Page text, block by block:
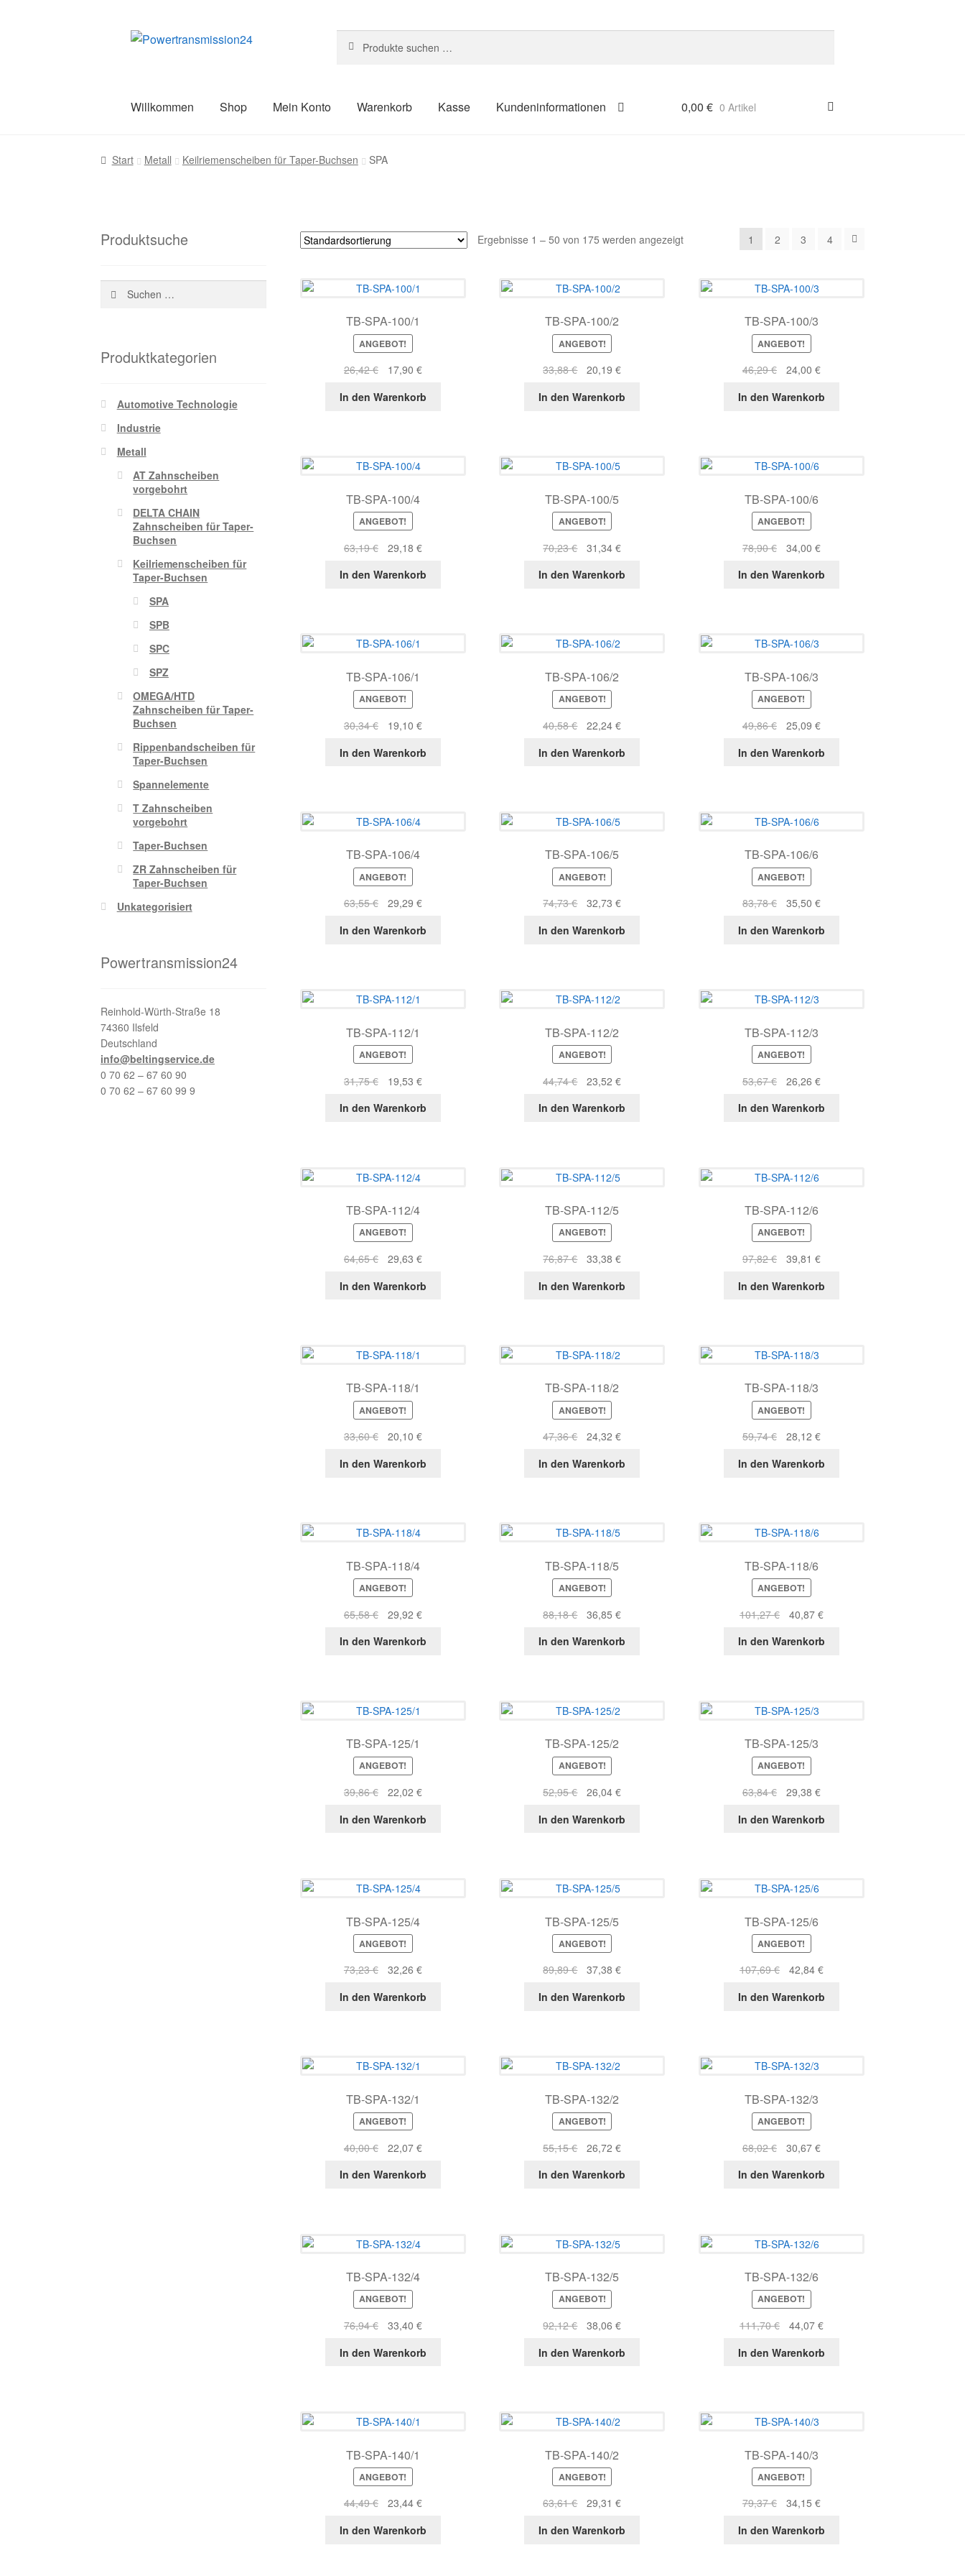
Zur
Zum
nach:
Willkommen Shop Mein Konto Warenkorb Kasse Kundeninformationen
Start AGB Blog Datenschutz Impressum Kasse Kontakt
0,00€ 0 Artikel
Start Metall Keilriemenscheiben für Taper-Buchsen SPA
Ergebnisse 1 – 50 von 175 werden angezeigt 1 2 3 4
TB-SPA-100/1
ANGEBOT!
26,42€
Ursprünglicher
war:
17,90 €Aktueller
ist:
In den Warenkorb
TB-SPA-100/2
ANGEBOT!
33,88€
Ursprünglicher
war:
20,19€Aktueller
ist:
In den Warenkorb
TB-SPA-100/3
ANGEBOT!
46,29€
Ursprünglicher
war:
24,00 €Aktueller
ist:
In den Warenkorb
TB-SPA-100/4
ANGEBOT!
63,19€
Ursprünglicher
war:
29,18 €Aktueller
ist:
In den Warenkorb
TB-SPA-100/5
ANGEBOT!
70,23€
Ursprünglicher
war:
31,34€Aktueller
ist:
In den Warenkorb
TB-SPA-100/6
ANGEBOT!
78,90€
Ursprünglicher
war:
34,00 €Aktueller
ist:
In den Warenkorb
TB-SPA-106/1
ANGEBOT!
30,34€
Ursprünglicher
war:
19,10 €Aktueller
ist:
In den Warenkorb
TB-SPA-106/2
ANGEBOT!
40,58€
Ursprünglicher
war:
22,24€Aktueller
ist:
In den Warenkorb
TB-SPA-106/3
ANGEBOT!
49,86€
Ursprünglicher
war:
25,09 €Aktueller
ist:
In den Warenkorb
TB-SPA-106/4
ANGEBOT!
63,55€
Ursprünglicher
war:
29,29 €Aktueller
ist:
In den Warenkorb
TB-SPA-106/5
ANGEBOT!
74,73€
Ursprünglicher
war:
32,73€Aktueller
ist:
In den Warenkorb
TB-SPA-106/6
ANGEBOT!
83,78€
Ursprünglicher
war:
35,50 €Aktueller
ist:
In den Warenkorb
TB-SPA-112/1
ANGEBOT!
31,75€
Ursprünglicher
war:
19,53 €Aktueller
ist:
In den Warenkorb
TB-SPA-112/2
ANGEBOT!
44,74€
Ursprünglicher
war:
23,52€Aktueller
ist:
In den Warenkorb
TB-SPA-112/3
ANGEBOT!
53,67€
Ursprünglicher
war:
26,26 €Aktueller
ist:
In den Warenkorb
TB-SPA-112/4
ANGEBOT!
64,65€
Ursprünglicher
war:
29,63 €Aktueller
ist:
In den Warenkorb
TB-SPA-112/5
ANGEBOT!
76,87€
Ursprünglicher
war:
33,38€Aktueller
ist:
In den Warenkorb
TB-SPA-112/6
ANGEBOT!
97,82€
Ursprünglicher
war:
39,81 €Aktueller
ist:
In den Warenkorb
TB-SPA-118/1
ANGEBOT!
33,60€
Ursprünglicher
war:
20,10 €Aktueller
ist:
In den Warenkorb
TB-SPA-118/2
ANGEBOT!
47,36€
Ursprünglicher
war:
24,32€Aktueller
ist:
In den Warenkorb
TB-SPA-118/3
ANGEBOT!
59,74€
Ursprünglicher
war:
28,12 €Aktueller
ist:
In den Warenkorb
TB-SPA-118/4
ANGEBOT!
65,58€
Ursprünglicher
war:
29,92 €Aktueller
ist:
In den Warenkorb
TB-SPA-118/5
ANGEBOT!
88,18€
Ursprünglicher
war:
36,85€Aktueller
ist:
In den Warenkorb
TB-SPA-118/6
ANGEBOT!
101,27€
Ursprünglicher
war:
40,87 €Aktueller
ist:
In den Warenkorb
TB-SPA-125/1
ANGEBOT!
39,86€
Ursprünglicher
war:
22,02 €Aktueller
ist:
In den Warenkorb
TB-SPA-125/2
ANGEBOT!
52,95€
Ursprünglicher
war:
26,04€Aktueller
ist:
In den Warenkorb
TB-SPA-125/3
ANGEBOT!
63,84€
Ursprünglicher
war:
29,38 €Aktueller
ist:
In den Warenkorb
TB-SPA-125/4
ANGEBOT!
73,23€
Ursprünglicher
war:
32,26 €Aktueller
ist:
In den Warenkorb
TB-SPA-125/5
ANGEBOT!
89,89€
Ursprünglicher
war:
37,38€Aktueller
ist:
In den Warenkorb
TB-SPA-125/6
ANGEBOT!
107,69€
Ursprünglicher
war:
42,84 €Aktueller
ist:
In den Warenkorb
TB-SPA-132/1
ANGEBOT!
40,00€
Ursprünglicher
war:
22,07 €Aktueller
ist:
In den Warenkorb
TB-SPA-132/2
ANGEBOT!
55,15€
Ursprünglicher
war:
26,72€Aktueller
ist:
In den Warenkorb
TB-SPA-132/3
ANGEBOT!
68,02€
Ursprünglicher
war:
30,67 €Aktueller
ist:
In den Warenkorb
TB-SPA-132/4
ANGEBOT!
76,94€
Ursprünglicher
war:
33,40 €Aktueller
ist:
In den Warenkorb
TB-SPA-132/5
ANGEBOT!
92,12€
Ursprünglicher
war:
38,06€Aktueller
ist:
In den Warenkorb
TB-SPA-132/6
ANGEBOT!
111,70€
Ursprünglicher
war:
44,07 €Aktueller
ist:
In den Warenkorb
TB-SPA-140/1
ANGEBOT!
44,49€
Ursprünglicher
war:
23,44 €Aktueller
ist:
In den Warenkorb
TB-SPA-140/2
ANGEBOT!
63,61€
Ursprünglicher
war:
29,31€Aktueller
ist:
In den Warenkorb
TB-SPA-140/3
ANGEBOT!
79,37€
Ursprünglicher
war:
34,15 €Aktueller
ist:
In den Warenkorb
Produktsuche
Suchen
nach:
Produktkategorien
Automotive Technologie
Industrie
Metall
AT Zahnscheiben
vorgebohrt
DELTA CHAIN
Zahnscheiben für Taper-
Buchsen
Keilriemenscheiben für
Taper-Buchsen
SPA
SPB
SPC
SPZ
OMEGA/HTD
Zahnscheiben für Taper-
Buchsen
Rippenbandscheiben für
Taper-Buchsen
Spannelemente
T Zahnscheiben
vorgebohrt
Taper-Buchsen
ZR Zahnscheiben für
Taper-Buchsen
Unkategorisiert
Powertransmission24
Reinhold-Würth-Straße 18
74360 Ilsfeld
Deutschland
info@beltingservice.de
0 70 62 – 67 60 90
0 70 62 – 67 60 99 9